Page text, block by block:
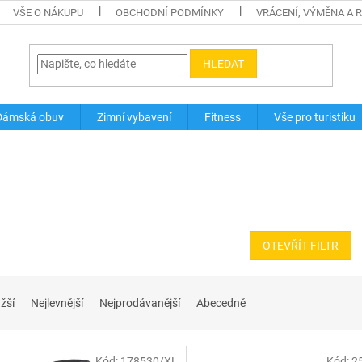
VŠE O NÁKUPU OBCHODNÍ PODMÍNKY VRÁCENÍ, VÝMĚNA A
HLEDAT
obuv Zimní vybavení Fitness Vše pro turistiku
OTEVŘÍT FILTR
Nejlevnější Nejprodávanější Abecedně